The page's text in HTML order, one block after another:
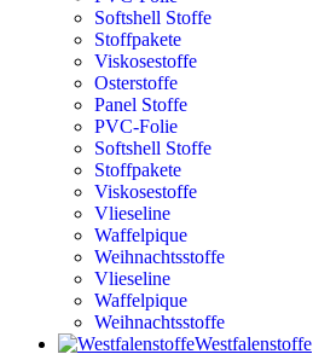
Softshell Stoffe
Stoffpakete
Viskosestoffe
Osterstoffe
Panel Stoffe
PVC-Folie
Softshell Stoffe
Stoffpakete
Viskosestoffe
Vlieseline
Waffelpique
Weihnachtsstoffe
Vlieseline
Waffelpique
Weihnachtsstoffe
Westfalenstoffe